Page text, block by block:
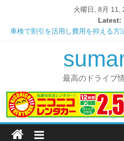
火曜日, 8月 11,
Latest:
車検で割引を活用し費用を抑える
安心？安全？便利な一日車検の仕組
愛車の寿命を延ばすメンテナンス ～
憧れのあの車にも乗れる！？カーシ
最高のドライブ